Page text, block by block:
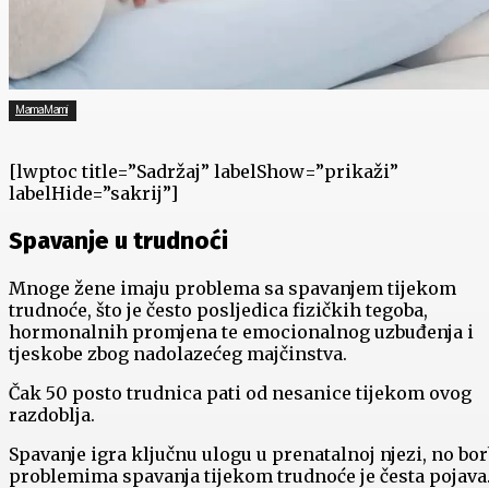
MamaMami
[lwptoc title=”Sadržaj” labelShow=”prikaži”
labelHide=”sakrij”]
Spavanje u trudnoći
Mnoge žene imaju problema sa spavanjem tijekom
trudnoće, što je često posljedica fizičkih tegoba,
hormonalnih promjena te emocionalnog uzbuđenja i
tjeskobe zbog nadolazećeg majčinstva.
Čak 50 posto trudnica pati od nesanice tijekom ovog
razdoblja.
Spavanje igra ključnu ulogu u prenatalnoj njezi, no
problemima spavanja tijekom trudnoće je česta